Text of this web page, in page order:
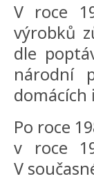
V roce
výrobků
dle
národní
domácích
Po roce
v roce
V